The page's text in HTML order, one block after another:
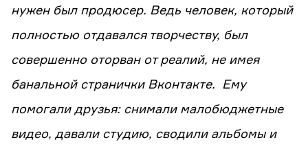
нужен был продюсер. Ведь человек, который
полностью отдавался творчеству, был
совершенно оторван от реалий, не имея
банальной странички Вконтакте. Ему
помогали друзья: снимали малобюджетные
видео, давали студию, сводили альбомы и